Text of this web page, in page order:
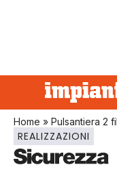
Home » Pulsantiera 2
REALIZZAZIONI